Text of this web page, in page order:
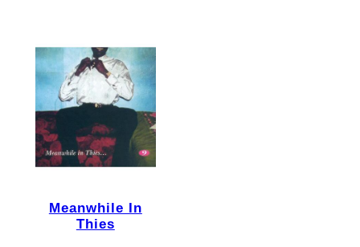
Meanwhile In
Thies